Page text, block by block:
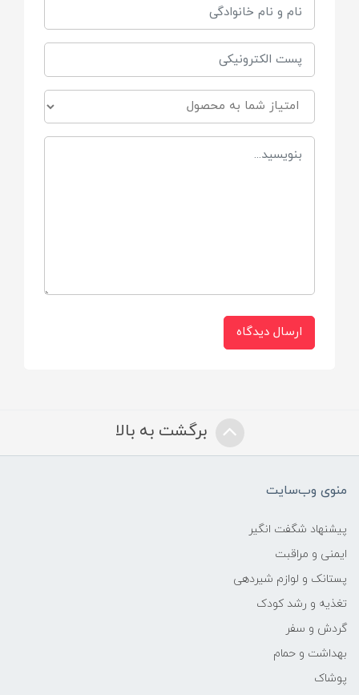
ارسال دیدگاه
برگشت به بالا
منوی وب‌سایت
پیشنهاد شگفت انگیر
ایمنی و مراقبت
پستانک و لوازم شیردهی
تغذیه و رشد کودک
گردش و سفر
بهداشت و حمام
پوشاک